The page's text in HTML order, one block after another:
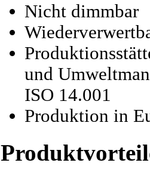
Nicht dimmbar
und
ISO 14.001
Produktion in